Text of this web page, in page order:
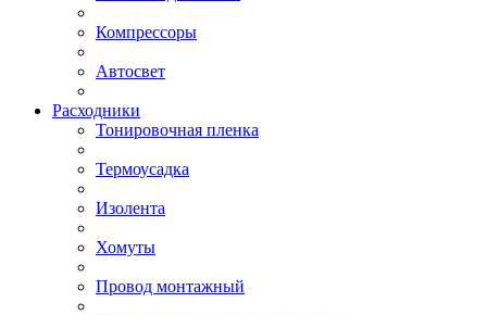
Компрессоры
Автосвет
Расходники
Тонировочная пленка
Термоусадка
Изолента
Хомуты
Провод монтажный